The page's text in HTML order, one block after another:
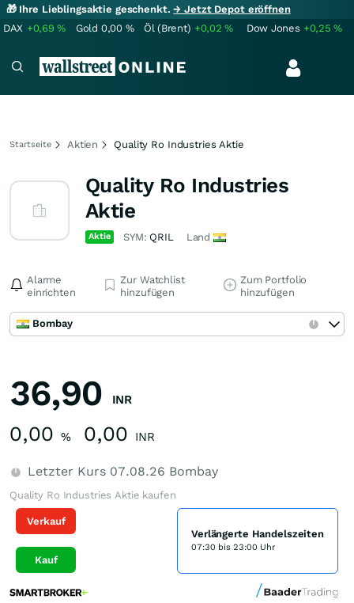
🎁 Ihre Lieblingsaktie geschenkt.→ Jetzt Depot eröffnen
DAX +0,69% Gold 0,00 % Öl (Brent) +0,02% Dow Jones +0,25%
Startseite Aktien Quality Ro Industries Aktie
Quality Ro Industries
Aktie
Aktie SYM: QRIL Land
Alarme
einrichten
Zur Watchlist
hinzufügen
Zum Portfolio
hinzufügen
Bombay
36,90 INR
0,00 % 0,00 INR
Letzter Kurs 07.08.26 Bombay
Quality Ro Industries Aktie kaufen
Verkauf
Kauf
Verlängerte Handelszeiten
07:30 bis 23:00 Uhr